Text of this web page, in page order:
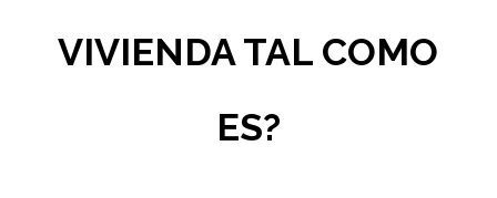
VIVIENDA TAL COMO
ES?